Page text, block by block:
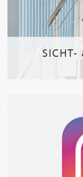
SICHT-